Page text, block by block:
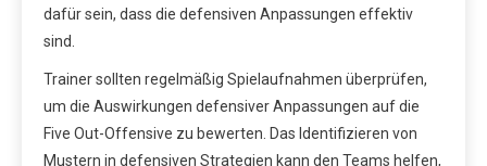
dafür sein, dass die defensiven Anpassungen effektiv
sind.
Trainer sollten regelmäßig Spielaufnahmen überprüfen,
um die Auswirkungen defensiver Anpassungen auf die
Five Out-Offensive zu bewerten. Das Identifizieren von
Mustern in defensiven Strategien kann den Teams helfen,